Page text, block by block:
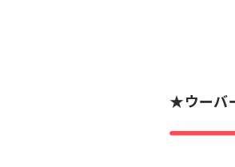
★ウーバ